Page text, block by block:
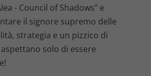
- Council of Shadows" e
il signore supremo delle
strategia e un pizzico di
solo di essere